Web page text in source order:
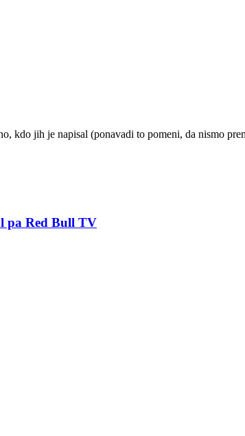
kdo jih je napisal (ponavadi to pomeni, da nismo
pa Red Bull TV